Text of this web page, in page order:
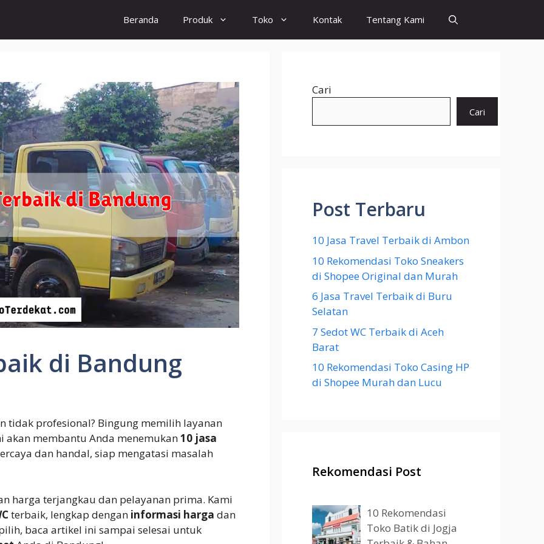
Beranda Produk Toko Kontak Tentang Kami
di Bandung
tidak profesional? Bingung memilih layanan
akan membantu Anda menemukan10 jasa
dan handal, siap mengatasi masalah
harga terjangkau dan pelayanan prima. Kami
terbaik, lengkap dengan informasi harga dan
baca artikel ini sampai selesai untuk
Cari
Cari
Post Terbaru
10 Jasa Travel Terbaik di Ambon
10 Rekomendasi Toko Sneakers
di Shopee Original dan Murah
6 Jasa Travel Terbaik di Buru
Selatan
7 Sedot WC Terbaik di Aceh
Barat
10 Rekomendasi Toko Casing HP
di Shopee Murah dan Lucu
Rekomendasi Post
10 Rekomendasi
Toko Batik di Jogja